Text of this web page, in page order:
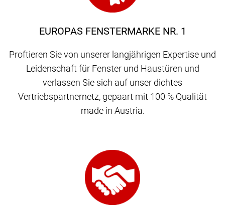
EUROPAS FENSTERMARKE NR. 1
Proftieren Sie von unserer langjährigen Expertise und
Leidenschaft für Fenster und Haustüren und
verlassen Sie sich auf unser dichtes
Vertriebspartnernetz, gepaart mit 100 % Qualität
made in Austria.